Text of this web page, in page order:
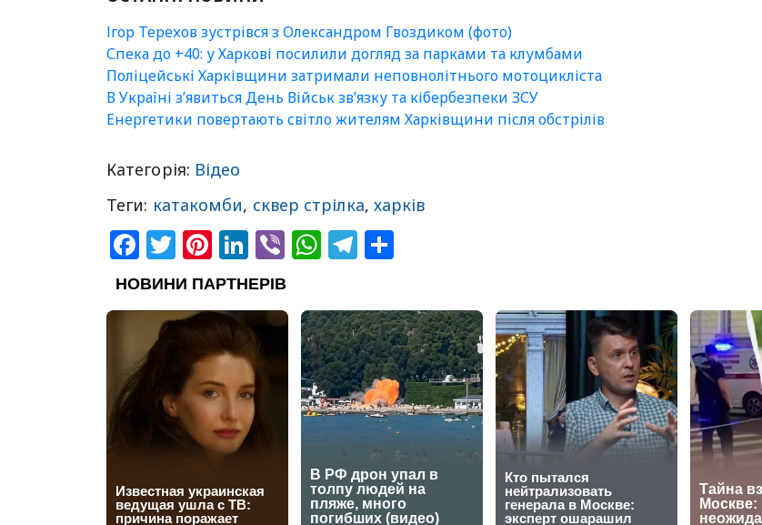
Ігор Терехов зустрівся з Олександром Гвоздиком (фото)
Спека до +40: у Харкові посилили догляд за парками та клумбами
Поліцейські Харківщини затримали неповнолітнього мотоцикліста
В Україні зʼявиться День Військ зв’язку та кібербезпеки ЗСУ
Енергетики повертають світло жителям Харківщини після обстрілів
Категорія: Відео
Теги: катакомби, сквер стрілка, харків
Facebook
Twitter
Pinterest
LinkedIn
ViberWhatsApp
Telegram